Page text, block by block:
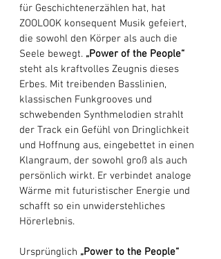
für Geschichtenerzählen hat, hat
ZOOLOOK konsequent Musik gefeiert,
die sowohl den Körper als auch die
Seele bewegt. „Power of the People“
steht als kraftvolles Zeugnis dieses
Erbes. Mit treibenden Basslinien,
klassischen Funkgrooves und
schwebenden Synthmelodien strahlt
der Track ein Gefühl von Dringlichkeit
und Hoffnung aus, eingebettet in einen
Klangraum, der sowohl groß als auch
persönlich wirkt. Er verbindet analoge
Wärme mit futuristischer Energie und
schafft so ein unwiderstehliches
Hörerlebnis.
Ursprünglich „Power to the People“